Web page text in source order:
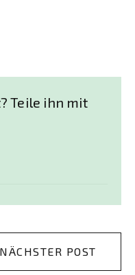
Teile ihn mit
NÄCHSTER POST